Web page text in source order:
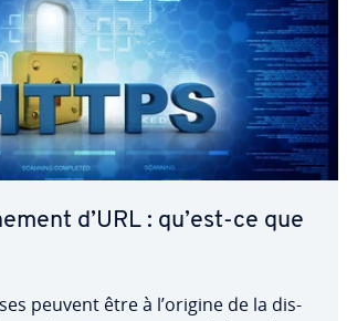
d’URL : qu’est-ce que
peuvent être à l’origine de la dis­